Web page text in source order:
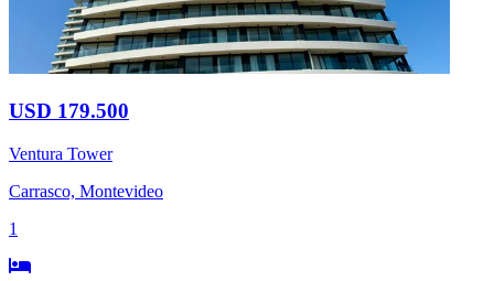
USD 179.500
Ventura Tower
Carrasco, Montevideo
1